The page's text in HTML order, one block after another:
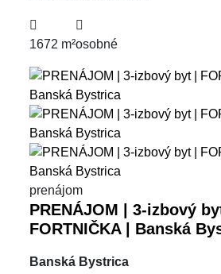
1672 m²osobné
prenájom
PRENÁJOM | 3-izbový
FORTNIČKA | Banská
Banská Bystrica